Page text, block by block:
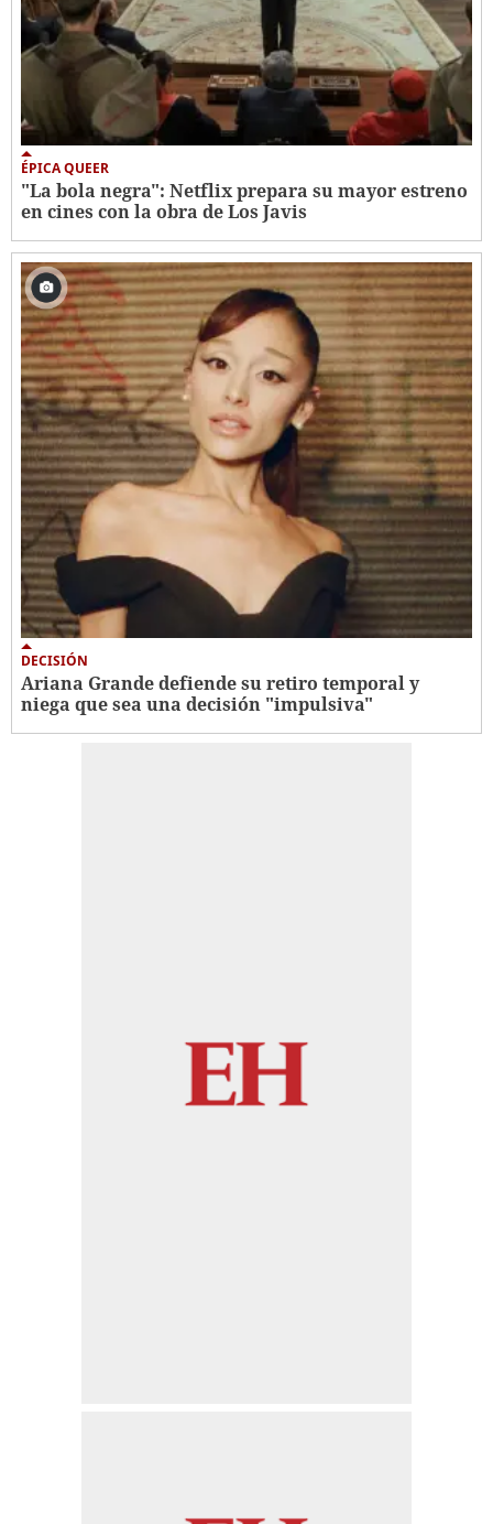
ÉPICA QUEER
"La bola negra": Netflix prepara su mayor estreno
en cines con la obra de Los Javis
DECISIÓN
Ariana Grande defiende su retiro temporal y
niega que sea una decisión "impulsiva"